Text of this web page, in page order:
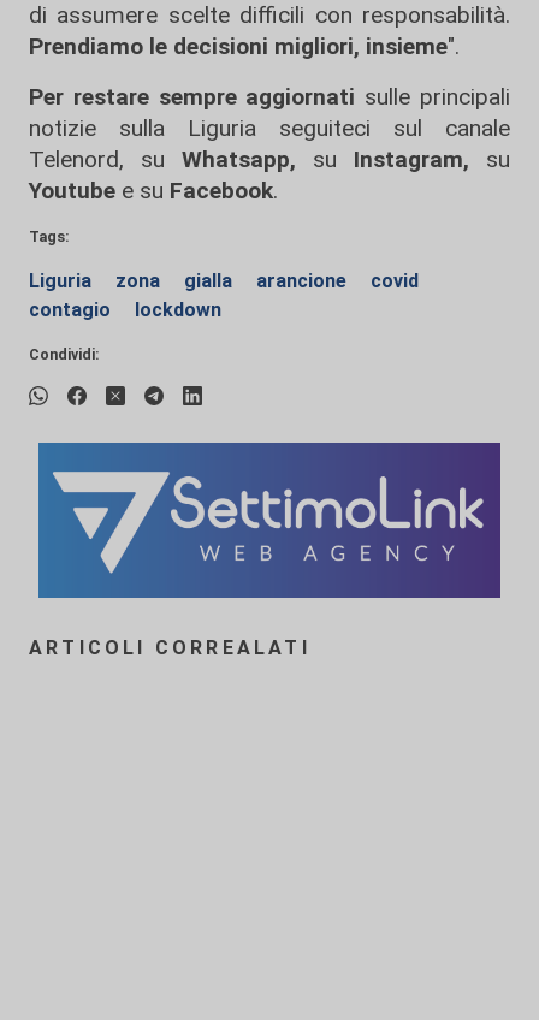
di assumere scelte difficili con responsabilità.
Prendiamo le decisioni migliori, insieme".
Per restare sempre aggiornati sulle principali
notizie sulla Liguria seguiteci sul canale
Telenord, su
Whatsapp, su Instagram, su
Youtube e su Facebook.
Tags:
Liguria zona gialla arancione
covid
contagio
lockdown
Condividi:
ARTICOLI CORREALATI